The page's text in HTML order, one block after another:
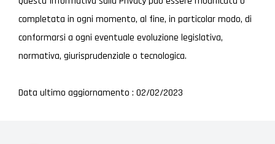
completata in ogni momento, al fine, in particolar modo, di
conformarsi a ogni eventuale evoluzione legislativa,
normativa, giurisprudenziale o tecnologica.
Data ultimo aggiornamento : 02/02/2023